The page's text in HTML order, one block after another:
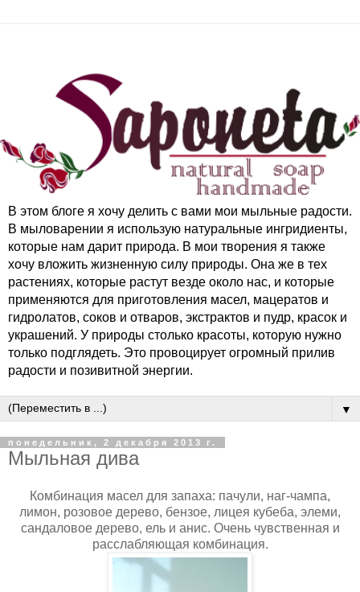
В этом блоге я хочу делить с вами мои мыльные радости.
В мыловарении я использую натуральные ингридиенты,
которые нам дарит природа. В мои творения я также
хочу вложить жизненную силу природы. Она же в тех
растениях, которые растут везде около нас, и которые
применяются для приготовления масел, мацератов и
гидролатов, соков и отваров, экстрактов и пудр, красок и
украшений. У природы столько красоты, которую нужно
только подглядеть. Это провоцирует огромный прилив
радости и позивитной энергии.
▼
понедельник, 2 декабря 2013 г.
Мыльная дива
Комбинация масел для запаха: пачули, наг-чампа,
лимон, розовое дерево, бензое, лицея кубеба, элеми,
сандаловое дерево, ель и анис. Очень чувственная и
расслабляющая комбинация.